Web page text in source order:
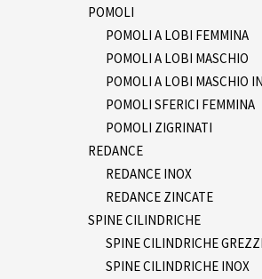
POMOLI
POMOLI A LOBI FEMMINA
POMOLI A LOBI MASCHIO
POMOLI A LOBI MASCHIO
POMOLI SFERICI FEMMINA
POMOLI ZIGRINATI
REDANCE
REDANCE INOX
REDANCE ZINCATE
SPINE CILINDRICHE
SPINE CILINDRICHE
SPINE CILINDRICHE INOX